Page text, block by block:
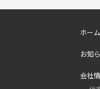
ホーム
お知
会社